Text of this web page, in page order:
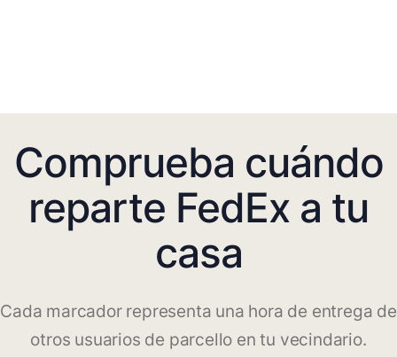
Comprueba cuándo
reparte FedEx a tu
casa
Cada marcador representa una hora de entrega de
otros usuarios de parcello en tu vecindario.